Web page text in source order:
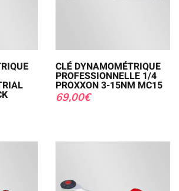
CLÉ DYNAMOMÉTRIQUE
PROFESSIONNELLE 1/4
PROXXON 3-15NM MC15
69,00€